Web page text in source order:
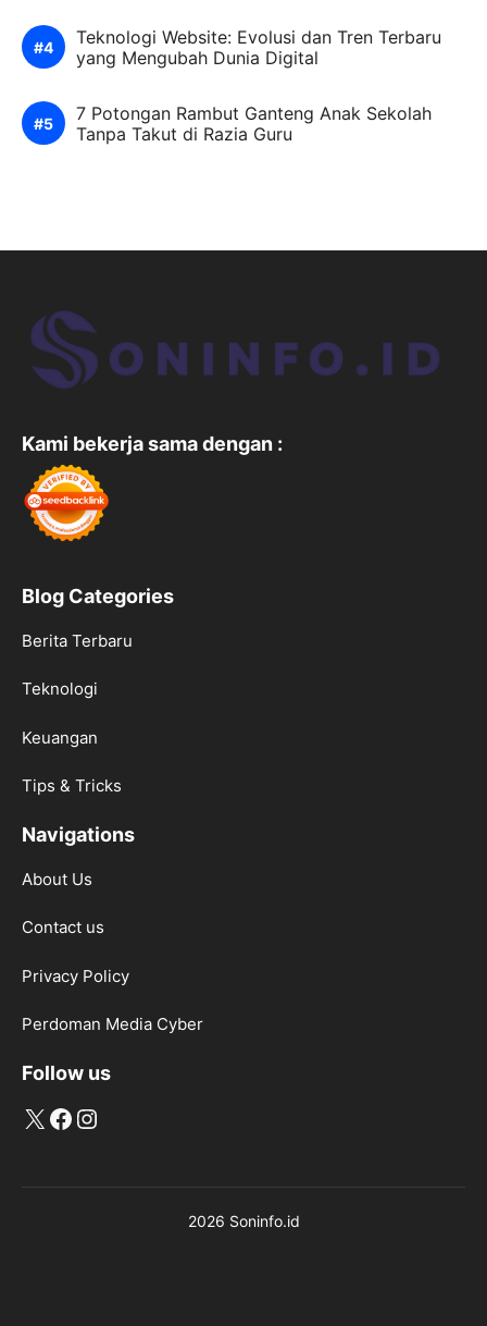
Teknologi Website: Evolusi dan Tren Terbaru
yang Mengubah Dunia Digital
7 Potongan Rambut Ganteng Anak Sekolah
Tanpa Takut di Razia Guru
Kami bekerja sama dengan :
Blog Categories
Berita Terbaru
Teknologi
Keuangan
Tips & Tricks
Navigations
About Us
Contact us
Privacy Policy
Perdoman Media Cyber
Follow us
X Facebook
Instagram
2026 Soninfo.id